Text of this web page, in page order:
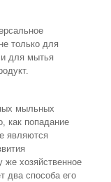
только для
и для мытья
мыльных
как попадание
являются
же хозяйственное
два способа его